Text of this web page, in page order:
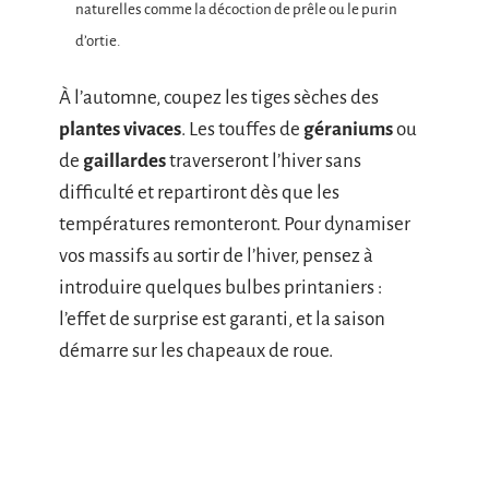
naturelles comme la décoction de prêle ou le purin
d’ortie.
À l’automne, coupez les tiges sèches des
plantes vivaces. Les touffes de géraniumsou
de gaillardestraverseront l’hiver sans
difficulté et repartiront dès que les
températures remonteront. Pour dynamiser
vos massifs au sortir de l’hiver, pensez à
introduire quelques bulbes printaniers :
l’effet de surprise est garanti, et la saison
démarre sur les chapeaux de roue.